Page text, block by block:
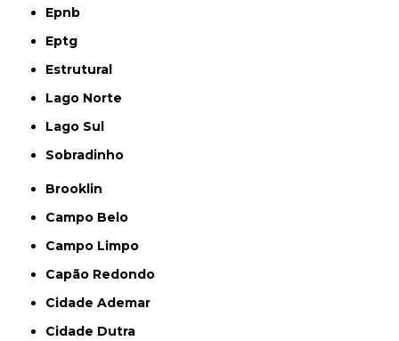
Epnb
Eptg
Estrutural
Lago Norte
Lago Sul
Sobradinho
Brooklin
Campo Belo
Campo Limpo
Capão Redondo
Cidade Ademar
Cidade Dutra